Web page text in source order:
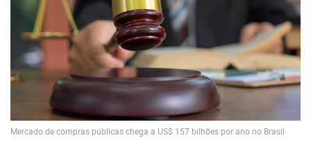
Mercado de compras públicas chega a US$ 157 bilhões por ano no Brasil